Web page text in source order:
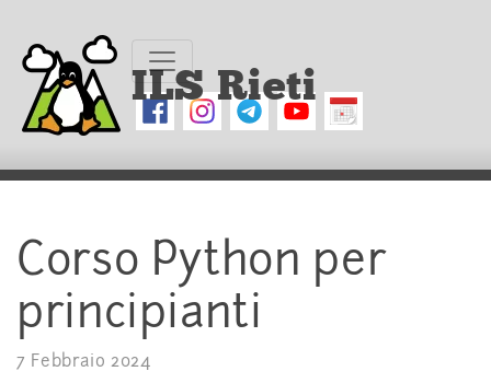
ILS Rieti
Corso Python per
principianti
7 Febbraio 2024